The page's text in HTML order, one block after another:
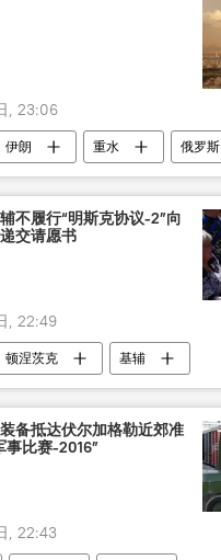
, 23:06
伊朗 重水 俄罗斯
不履行“明斯克协议-2”向
交请愿书
, 22:49
顿涅茨克
基辅
联和国安理会
备抵达伏尔加格勒近郊准
事比赛-2016”
, 22:43